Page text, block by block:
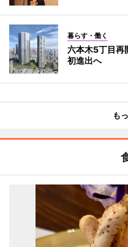
暮らす・働く
六本木5丁目
初進出へ
も